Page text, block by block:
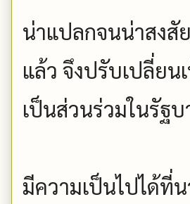
น่าแปลกจนน่าสงสั
แล้ว จึงปรับเปลี่ยน
เป็นส่วนร่วมในรัฐ
มีความเป็นไปได้ที่